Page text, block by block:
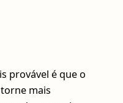
provável é que o
mais